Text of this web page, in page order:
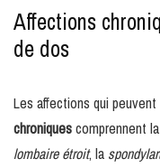
Affections
de dos
Les affections qui
chroniquescomprennent
lombaire étroit, la